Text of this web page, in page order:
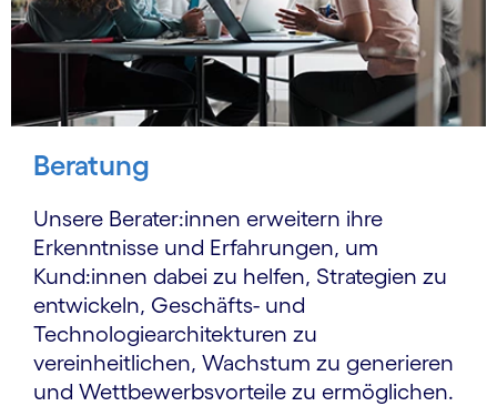
Beratung
Unsere Berater:innen erweitern ihre
Erkenntnisse und Erfahrungen, um
Kund:innen dabei zu helfen, Strategien zu
entwickeln, Geschäfts- und
Technologiearchitekturen zu
vereinheitlichen, Wachstum zu generieren
und Wettbewerbsvorteile zu ermöglichen.